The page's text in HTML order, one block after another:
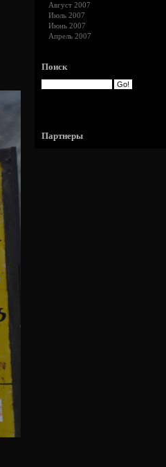
Август 2007
Июль 2007
Июнь 2007
Апрель 2007
Поиск
Партнеры